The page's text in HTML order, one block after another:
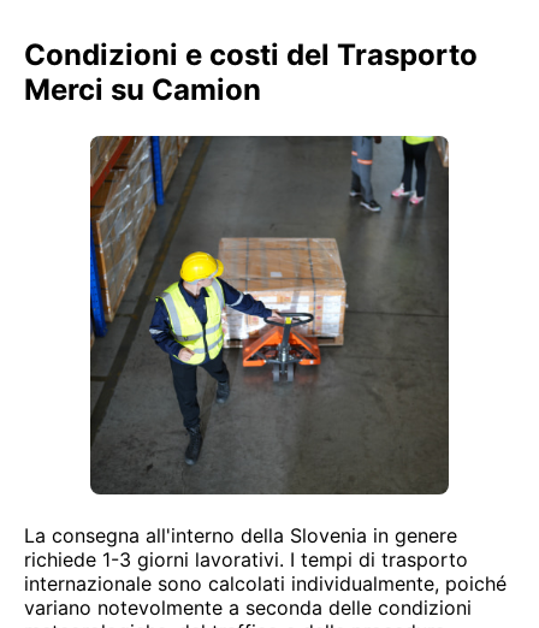
Condizioni e costi del Trasporto
Merci su Camion
La consegna all'interno della Slovenia in genere
richiede 1-3 giorni lavorativi. I tempi di trasporto
internazionale sono calcolati individualmente, poiché
variano notevolmente a seconda delle condizioni